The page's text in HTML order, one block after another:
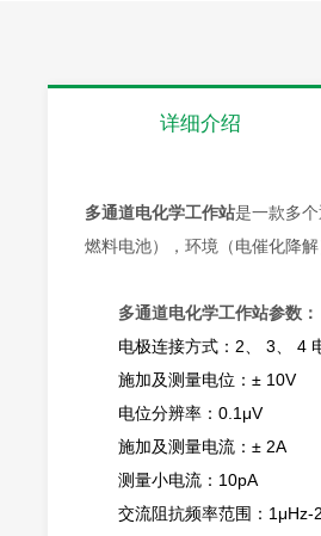
详细介绍
多通道电化学工作站是一款多
燃料电池），环境（电催化降
多通道电化学工作站参数：
电极连接方式：2、 3、 4
施加及测量电位：± 10V
电位分辨率：0.1μV
施加及测量电流：± 2A
测量小电流：10pA
交流阻抗频率范围：1μHz-